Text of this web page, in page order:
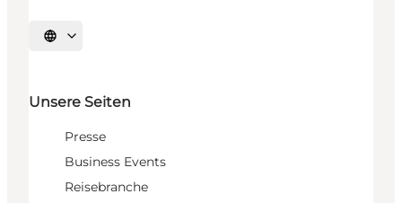
Sprache auswählen
Unsere Seiten
Presse
Business Events
Reisebranche